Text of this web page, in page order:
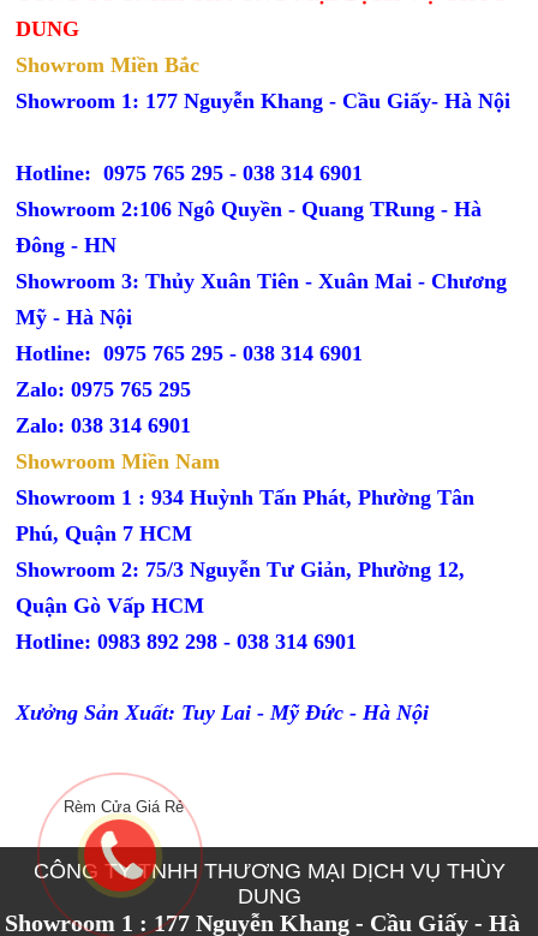
DUNG
Showrom Miền Bắc
Showroom 1: 177 Nguyễn Khang - Cầu Giấy- Hà Nội
Hotline: 0975 765 295 -038 314 6901
Showroom 2:106 Ngô Quyền - Quang TRung - Hà
Đông - HN
Showroom 3: Thủy Xuân Tiên - Xuân Mai - Chương
Mỹ - Hà Nội
Hotline: 0975 765 295 -038 314 6901
Zalo: 0975 765 295
Zalo: 038 314 6901
Showroom Miền Nam
Showroom 1 : 934 Huỳnh Tấn Phát, Phường Tân
Phú, Quận 7 HCM
Showroom 2: 75/3 Nguyễn Tư Giản, Phường 12,
Quận Gò Vấp HCM
Hotline: 0983 892 298 - 038 314 6901
Xưởng Sản Xuất: Tuy Lai - Mỹ Đức - Hà Nội
Rèm Cửa Giá Rẻ
CÔNG TY TNHH THƯƠNG MẠI DỊCH VỤ THÙY
DUNG
Showroom 1 : 177 Nguyễn Khang - Cầu Giấy - Hà